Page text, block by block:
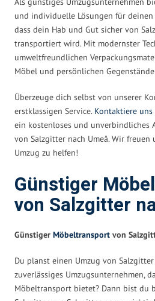
und individuelle Lösungen für deinen
dass dein Hab und Gut sicher von
transportiert wird. Mit modernster
umweltfreundlichen
Möbel und persönlichen
Überzeuge dich selbst von unserer
erstklassigen Service. Kontaktiere uns
ein kostenloses und unverbindliches
von Salzgitter nach Umeå. Wir
Umzug zu helfen!
Günstiger
von Salzgitter
Günstiger Möbeltransport von
Du planst einen Umzug von
zuverlässiges Umzugsunternehmen,
Möbeltransport bietet? Dann bist du